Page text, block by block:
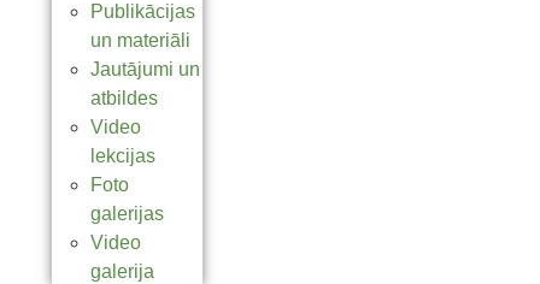
Publikācijas
un materiāli
Jautājumi un
atbildes
Video
lekcijas
Foto
galerijas
Video
galerija